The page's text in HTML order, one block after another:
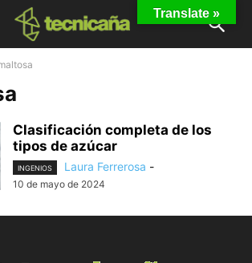
Clasificación completa de los
tipos de azúcar
INGENIOS Laura Ferrerosa -
10 de mayo de 2024
Translate »